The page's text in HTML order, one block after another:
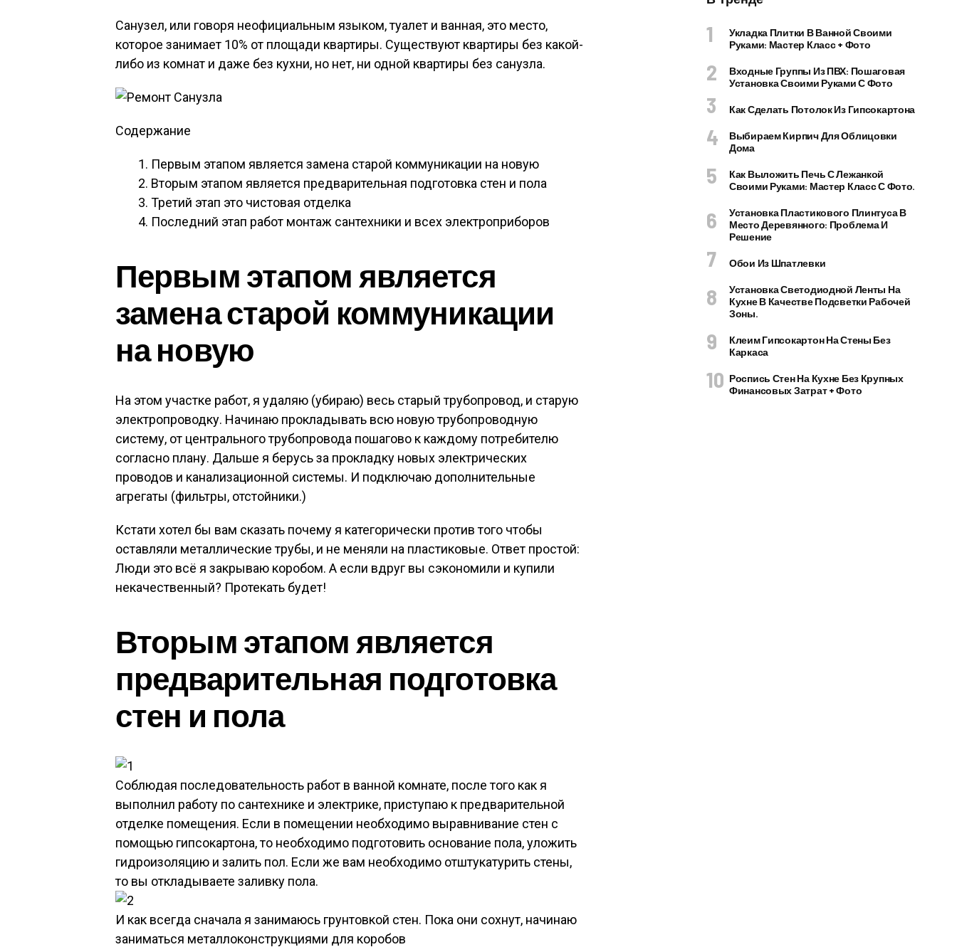
Санузел, или говоря неофициальным языком, туалет и ванная, это место,
которое занимает 10% от площади квартиры. Существуют квартиры без какой-
либо из комнат и даже без кухни, но нет, ни одной квартиры без санузла.
Содержание
Первым этапом является замена старой коммуникации на новую
Вторым этапом является предварительная подготовка стен и пола
Третий этап это чистовая отделка
Последний этап работ монтаж сантехники и всех электроприборов
Первым этапом является
замена старой коммуникации
на новую
На этом участке работ, я удаляю (убираю) весь старый трубопровод, и старую
электропроводку. Начинаю прокладывать всю новую трубопроводную
систему, от центрального трубопровода пошагово к каждому потребителю
согласно плану. Дальше я берусь за прокладку новых электрических
проводов и канализационной системы. И подключаю дополнительные
агрегаты (фильтры, отстойники.)
Кстати хотел бы вам сказать почему я категорически против того чтобы
оставляли металлические трубы, и не меняли на пластиковые. Ответ простой:
Люди это всё я закрываю коробом. А если вдруг вы сэкономили и купили
некачественный? Протекать будет!
Вторым этапом является
предварительная подготовка
стен и пола
Соблюдая последовательность работ в ванной комнате, после того как я
выполнил работу по сантехнике и электрике, приступаю к предварительной
отделке помещения. Если в помещении необходимо выравнивание стен с
помощью гипсокартона, то необходимо подготовить основание пола, уложить
гидроизоляцию и залить пол. Если же вам необходимо отштукатурить стены,
то вы откладываете заливку пола.
И как всегда сначала я занимаюсь грунтовкой стен. Пока они сохнут, начинаю
заниматься металлоконструкциями для коробов
Укладка Плитки В Ванной Своими
Руками: Мастер Класс + Фото
Входные Группы Из ПВХ: Пошаговая
Установка Своими Руками С Фото
Как Сделать Потолок Из Гипсокартона
Выбираем Кирпич Для Облицовки
Дома
Как Выложить Печь С Лежанкой
Своими Руками: Мастер Класс С Фото.
Установка Пластикового Плинтуса В
Место Деревянного: Проблема И
Решение
Обои Из Шпатлевки
Установка Светодиодной Ленты На
Кухне В Качестве Подсветки Рабочей
Зоны.
Клеим Гипсокартон На Стены Без
Каркаса
Роспись Стен На Кухне Без Крупных
Финансовых Затрат + Фото